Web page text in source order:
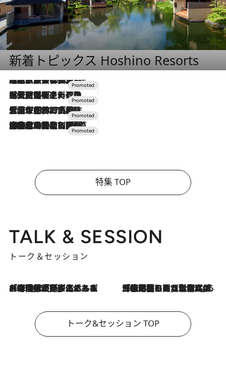
新着トピックス Hoshino Resorts
2026.7.31
【ホテル帰省】という選択肢をOMOが提案。家族とほどよい距離を保つには「昼は実家、夜は気兼ねなくホテルで！」
2026.7.24
【夏限定ディナーコース】旬を迎える稚鮎や花ズッキーニなどをイタリア・トスカーナの郷土料理の手法で満喫！
2026.7.17
「土佐和ハーブかき氷」がOMO7高知に登場！生姜、山椒、大葉など目にも舌にも涼を呼ぶ郷土の味
2026.7.10
NEW OPEN！【界 草津】名湯の地に誕生。趣の異なる2種の温泉と上州ならではの会席・蕎麦割烹など美食を味わう究極の癒やし旅
特集 TOP
TALK & SESSION
トーク＆セッション
2026.8.3
「今後値上げがあるとすれば…」「リスクがあるのは今年の冬」エネルギー専門家が語る、ホルムズ海峡封鎖が家庭にもたらす“ある心配” 2026.8.3
「住宅建てられない…」「サーチャージ料の高値が続いている」ホルムズ海峡封鎖による影響はいつまで続く？《エネルギー専門家に聞く“どうなる日本の暮らし”》
トーク&セッション TOP